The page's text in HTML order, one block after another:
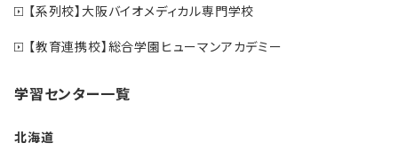
【系列校】大阪バイオメディカル専門学校
【教育連携校】総合学園ヒューマンアカデミー
学習センター一覧
北海道